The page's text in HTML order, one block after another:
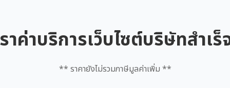
าค่าบริการเว็บไซต์บริษัทสำเร็
** ราคายังไม่รวมภาษีมูลค่าเพิ่ม **